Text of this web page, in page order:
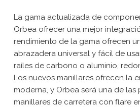
La gama actualizada de
Orbea ofrecer una mejor
rendimiento de la gama ofrecen
abrazadera universal y fácil de
raíles de carbono o aluminio,
Los nuevos manillares ofrecen la
moderna, y Orbea será una de las
manillares de carretera con flare